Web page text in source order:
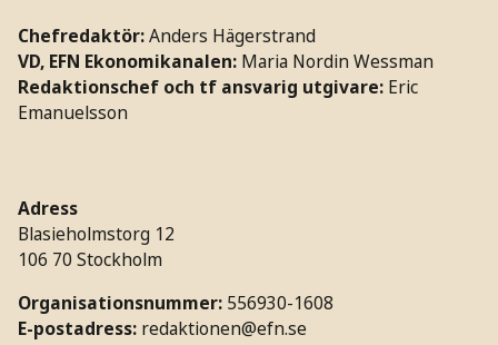
Chefredaktör:Anders Hägerstrand
VD, EFN Ekonomikanalen: Maria Nordin Wessman
Redaktionschef och tf ansvarig utgivare: Eric
Emanuelsson
Adress
Blasieholmstorg 12
106 70 Stockholm
Organisationsnummer: 556930-1608
E-postadress: redaktionen@efn.se